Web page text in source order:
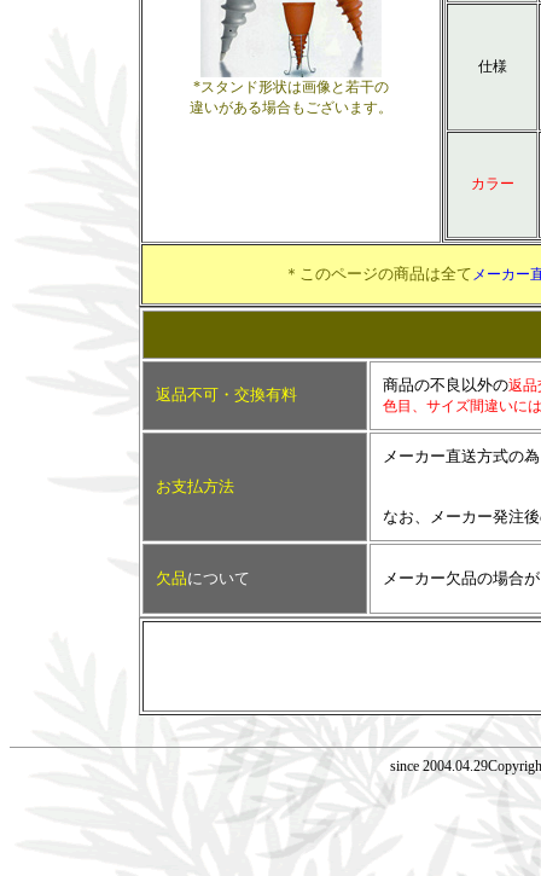
*スタンド形状は画像と若干の
違いがある場合もございます。
仕様
カラー
＊このページの商品は全て メーカー
返品不可・交換有料
商品の不良以外の返品
色目、サイズ間違いに
お支払方法
メーカー直送方式の
なお、メーカー発注
欠品について メーカー欠品の場合
since